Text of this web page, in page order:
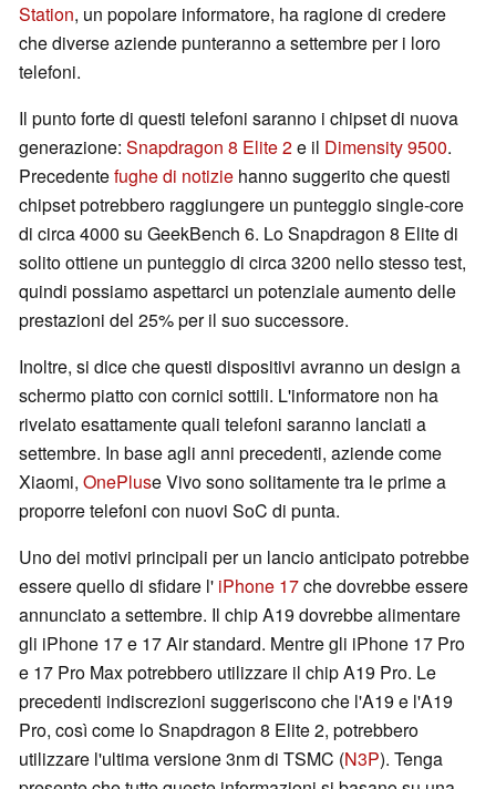
Station, un popolare informatore, ha ragione di credere
che diverse aziende punteranno a settembre per i loro
telefoni.
Il punto forte di questi telefoni saranno i chipset di nuova
generazione: Snapdragon 8 Elite 2e il Dimensity 9500.
Precedentefughe di notizie hanno suggerito che questi
chipset potrebbero raggiungere un punteggio single-core
di circa 4000 su GeekBench 6. Lo Snapdragon 8 Elite di
solito ottiene un punteggio di circa 3200 nello stesso test,
quindi possiamo aspettarci un potenziale aumento delle
prestazioni del 25% per il suo successore.
Inoltre, si dice che questi dispositivi avranno un design a
schermo piatto con cornici sottili. L'informatore non ha
rivelato esattamente quali telefoni saranno lanciati a
settembre. In base agli anni precedenti, aziende come
Xiaomi, OnePluse Vivo sono solitamente tra le prime a
proporre telefoni con nuovi SoC di punta.
Uno dei motivi principali per un lancio anticipato potrebbe
essere quello di sfidare l' iPhone 17che dovrebbe essere
annunciato a settembre. Il chip A19 dovrebbe alimentare
gli iPhone 17 e 17 Air standard. Mentre gli iPhone 17 Pro
e 17 Pro Max potrebbero utilizzare il chip A19 Pro. Le
precedenti indiscrezioni suggeriscono che l'A19 e l'A19
Pro, così come lo Snapdragon 8 Elite 2, potrebbero
utilizzare l'ultima versione 3nm di TSMC (N3P). Tenga